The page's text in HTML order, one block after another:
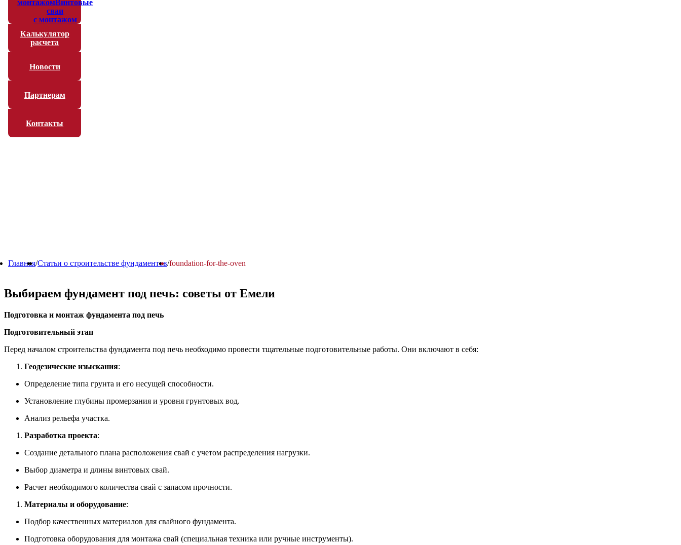
монтажомВинтовые
сваи
с монтажом
Калькулятор
расчета
Новости
Партнерам
Контакты
Главная/Статьи о строительстве фундаментов/foundation-for-the-oven
Выбираем фундамент под печь: советы от Емели
Подготовка и монтаж фундамента под печь
Подготовительный этап
Перед началом строительства фундамента под печь необходимо провести тщательные подготовительные работы. Они включают в себя:
Геодезические изыскания:
Определение типа грунта и его несущей способности.
Установление глубины промерзания и уровня грунтовых вод.
Анализ рельефа участка.
Разработка проекта:
Создание детального плана расположения свай с учетом распределения нагрузки.
Выбор диаметра и длины винтовых свай.
Расчет необходимого количества свай с запасом прочности.
Материалы и оборудование:
Подбор качественных материалов для свайного фундамента.
Подготовка оборудования для монтажа свай (специальная техника или ручные инструменты).